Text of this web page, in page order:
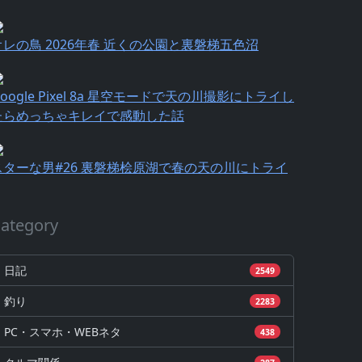
レの鳥 2026年春 近くの公園と裏磐梯五色沼
Pixel 8a 星空モードで天の川撮影にトライし
らめっちゃキレイで感動した話
ターな男#26 裏磐梯桧原湖で春の天の川にトライ
日記 2549
釣り 2283
PC・スマホ・WEBネタ 438